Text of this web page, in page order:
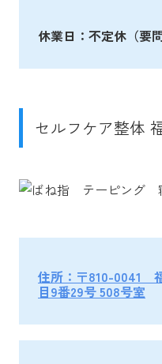
休業日：不定休（要
セルフケア整体
住所：〒810-0041
目9番29号 508号室